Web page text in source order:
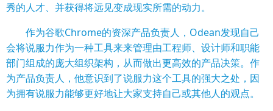
秀的人才、并获得将远见变成现实所需的动力。
作为谷歌Chrome的资深产品负责人，Odean发现自己
会将说服力作为一种工具来来管理由工程师、设计师和职能
部门组成的庞大组织架构，从而做出更高效的产品决策。作
为产品负责人，他意识到了说服力这个工具的强大之处，因
为拥有说服力能够更好地让大家支持自己或其他人的观点。